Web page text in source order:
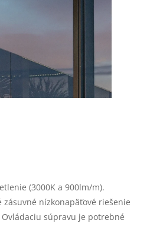
(3000K a 900lm/m).
nízkonapäťové riešenie
súpravu je potrebné